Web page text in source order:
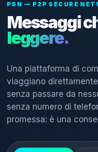
PSN — P2P SECURE
Messaggi
leggere.
Una piattaforma di
viaggiano
senza passare da
senza numero di
promessa: è una